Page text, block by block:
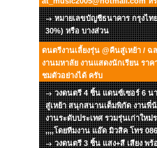
หมายเลขบัญชีธนาคาร กรุงไท
30%) หรือ บางส่วน
ดนตรีงานเลี้ยงรุ่น @คืนสู่เหย้า / ฉ
งานมหาลัย งานแสดงนักเรียน รา
ชมตัวอย่างได้ ครับ
วงดนตรี 4 ชิ้น แดนซ์เซอร์ 6 น
สู่เหย้า สนุกสนานเต็มพิกัด งานพี่
งานระดับประเทศ รวมรุ่นเก่าใหม่
,,,,โดยทีมงาน แอ๊ด มิวสิค โทร
วงดนตรี 3 ชิ้น แสง+สี เสียง พ